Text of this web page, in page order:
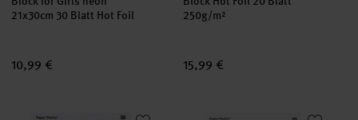
21x30cm 30 Blatt Hot Foil
10,99 €
250g/m²
15,99 €
Paper Poetry Motivpapier Block hologramm 270g/m² 20 Blatt
Paper Poetry